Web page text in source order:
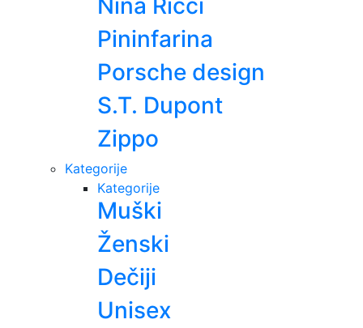
Nina Ricci
Pininfarina
Porsche design
S.T. Dupont
Zippo
Kategorije
Kategorije
Muški
Ženski
Dečiji
Unisex